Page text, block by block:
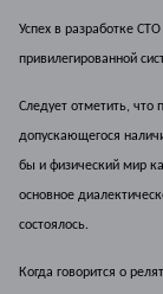
Успех в разработке
привилегированной
Следует отметить, что
допускающегося
бы и физический мир
основное
состоялось.
Когда говорится о